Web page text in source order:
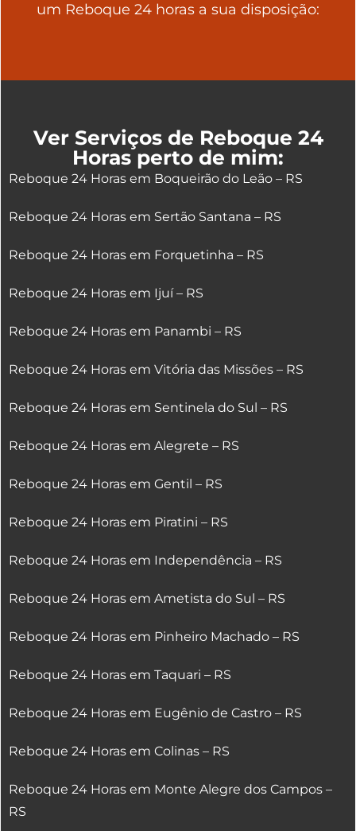
um Reboque 24 horas a sua disposição:
Ver Serviços de Reboque 24
Horas perto de mim:
Reboque 24 Horas em Boqueirão do Leão – RS
Reboque 24 Horas em Sertão Santana – RS
Reboque 24 Horas em Forquetinha – RS
Reboque 24 Horas em Ijuí – RS
Reboque 24 Horas em Panambi – RS
Reboque 24 Horas em Vitória das Missões – RS
Reboque 24 Horas em Sentinela do Sul – RS
Reboque 24 Horas em Alegrete – RS
Reboque 24 Horas em Gentil – RS
Reboque 24 Horas em Piratini – RS
Reboque 24 Horas em Independência – RS
Reboque 24 Horas em Ametista do Sul – RS
Reboque 24 Horas em Pinheiro Machado – RS
Reboque 24 Horas em Taquari – RS
Reboque 24 Horas em Eugênio de Castro – RS
Reboque 24 Horas em Colinas – RS
Reboque 24 Horas em Monte Alegre dos Campos –
RS